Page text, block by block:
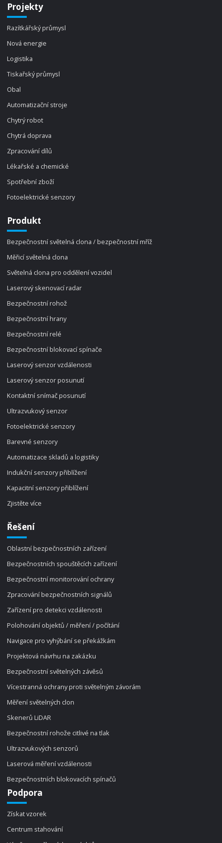
Projekty
Razítkářský průmysl
Nová energie
Logistika
Tiskařský průmysl
Obal
Automatizační stroje
Chytrý robot
Chytrá doprava
Zpracování dílů
Lékařské a chemické
Spotřební zboží
Fotoelektrické senzory
Produkt
Bezpečnostní světelná clona / bezpečnostní mříž
Měřicí světelná clona
Světelná clona pro oddělení vozidel
Laserový skenovací radar
Bezpečnostní rohož
Bezpečnostní hrany
Bezpečnostní relé
Bezpečnostní blokovací spínače
Laserový senzor vzdálenosti
Laserový senzor posunutí
Kontaktní snímač posunutí
Ultrazvukový senzor
Fotoelektrické senzory
Barevné senzory
Automatizace skladů a logistiky
Indukční senzory přiblížení
Kapacitní senzory přiblížení
Zjistěte více
Řešení
Oblastní bezpečnostních zařízení
Bezpečnostních spouštěcích zařízení
Bezpečnostní monitorování ochrany
Zpracování bezpečnostních signálů
Zařízení pro detekci vzdálenosti
Polohování objektů / měření / počítání
Navigace pro vyhýbání se překážkám
Projektová návrhu na zakázku
Bezpečnostní světelných závěsů
Vícestranná ochrany proti světelným závorám
Měření světelných clon
Skenerů LiDAR
Bezpečnostní rohože citlivé na tlak
Ultrazvukových senzorů
Laserová měření vzdálenosti
Bezpečnostních blokovacích spínačů
Podpora
Získat vzorek
Centrum stahování